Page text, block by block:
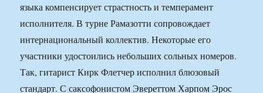
языка компенсирует страстность и темперамент
исполнителя. В турне Рамазотти сопровождает
интернациональный коллектив. Некоторые его
участники удостоились небольших сольных номеров.
Так, гитарист Кирк Флетчер исполнил блюзовый
стандарт. С саксофонистом Эвереттом Харпом Эрос